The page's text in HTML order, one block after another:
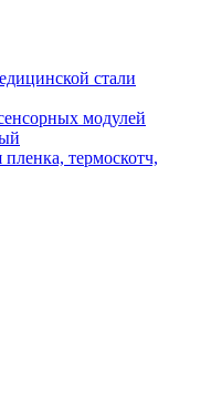
стали
модулей
термоскотч,